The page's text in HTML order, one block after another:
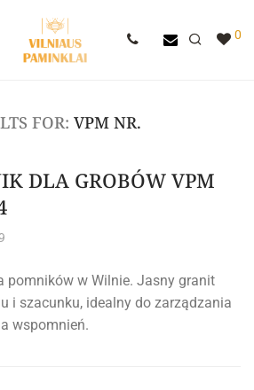
0
FOR: VPM NR.
DLA GROBÓW VPM
pomników w Wilnie. Jasny granit
i szacunku, idealny do zarządzania
wspomnień.